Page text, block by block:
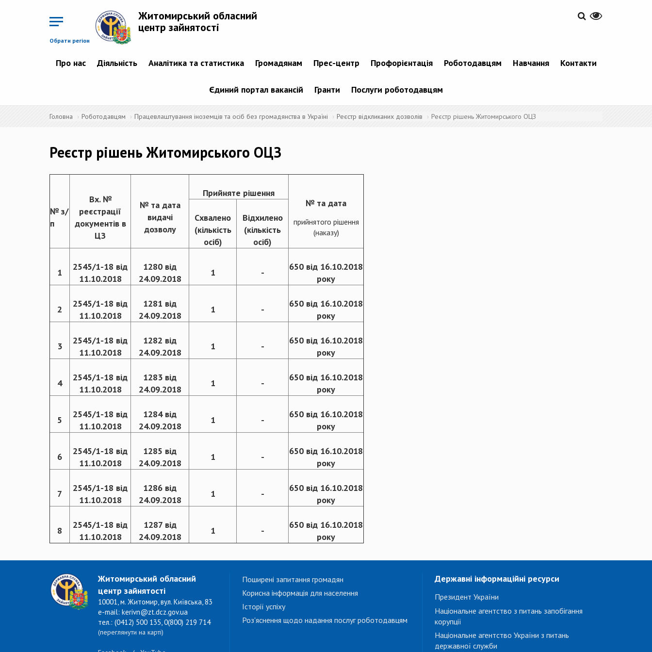
Обрати регіон
Житомирський обласний
центр зайнятості
Про нас Діяльність Аналітика та статистика Громадянам Прес-центр Профорієнтація Роботодавцям Навчання Контакти
Єдиний портал вакансій Гранти Послуги роботодавцям
Головна Роботодавцям Працевлаштування іноземців та осіб без громадянства в Україні Реєстр відкликаних дозволів Реєстр рішень Житомирського ОЦЗ
Реєстр рішень Житомирського ОЦЗ
№ з/
п
Вх. №
реєстрації
документів в
ЦЗ
№ та дата
видачі
дозволу
Прийняте рішення
№ та дата
прийнятого рішення
(наказу)
Схвалено
(кількість
осіб)
Відхилено
(кількість
осіб)
1
2545/1-18 від
11.10.2018
1280 від
24.09.2018
1 -
650 від 16.10.2018
року
2
2545/1-18 від
11.10.2018
1281 від
24.09.2018
1 -
650 від 16.10.2018
року
3
2545/1-18 від
11.10.2018
1282 від
24.09.2018
1 -
650 від 16.10.2018
року
4
2545/1-18 від
11.10.2018
1283 від
24.09.2018
1 -
650 від 16.10.2018
року
5
2545/1-18 від
11.10.2018
1284 від
24.09.2018
1 -
650 від 16.10.2018
року
6
2545/1-18 від
11.10.2018
1285 від
24.09.2018
1 -
650 від 16.10.2018
року
7
2545/1-18 від
11.10.2018
1286 від
24.09.2018
1 -
650 від 16.10.2018
року
8
2545/1-18 від
11.10.2018
1287 від
24.09.2018
1 -
650 від 16.10.2018
року
Житомирський обласний
центр зайнятості
10001, м. Житомир, вул. Київська, 83
e-mail: kerivn@zt.dcz.gov.ua
тел.: (0412) 500 135, 0(800) 219 714
(переглянути на карті)
Поширені запитання громадян
Корисна інформація для населення
Історії успіху
Роз'яснення щодо надання послуг роботодавцям
Державні інформаційні ресурси
Президент України
Національне агентство з питань запобігання
корупції
Національне агентство України з питань
державної служби